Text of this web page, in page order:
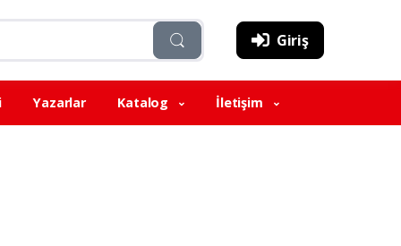
Giriş
Yazarlar Katalog İletişim